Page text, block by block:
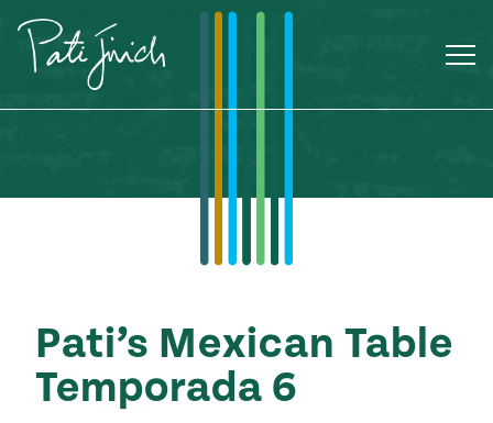
contenido
Pati’s Mexican Table
Temporada 6